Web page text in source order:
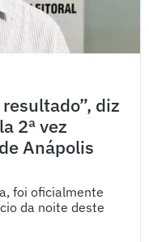
diz
2ª vez
Anápolis
foi oficialmente
da noite deste